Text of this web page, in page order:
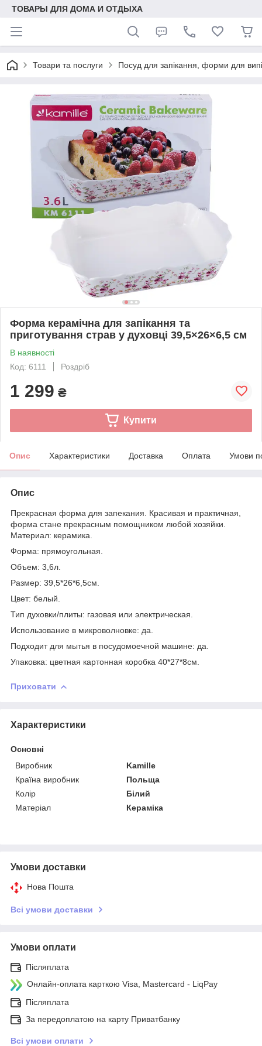
ТОВАРЫ ДЛЯ ДОМА И ОТДЫХА
Товари та послуги Посуд для запікання, форми для
Форма керамічна для запікання та
приготування страв у духовці 39,5×26×6,5 см
В наявності
Код: 6111
Роздріб
1 299 ₴
Купити
Опис Характеристики Доставка Оплата Умови
Опис
Прекрасная форма для запекания. Красивая и практичная,
форма стане прекрасным помощником любой хозяйки.
Материал: керамика.
Форма: прямоугольная.
Объем: 3,6л.
Размер: 39,5*26*6,5см.
Цвет: белый.
Тип духовки/плиты: газовая или электрическая.
Использование в микроволновке: да.
Подходит для мытья в посудомоечной машине: да.
Упаковка: цветная картонная коробка 40*27*8см.
Приховати
Характеристики
Основні
Виробник
Kamille
Країна виробник
Польща
Колір
Білий
Матеріал
Кераміка
Умови доставки
Нова Пошта
Всі умови доставки
Умови оплати
Післяплата
Онлайн-оплата карткою Visa, Mastercard - LiqPay
Післяплата
За передоплатою на карту Приватбанку
Всі умови оплати